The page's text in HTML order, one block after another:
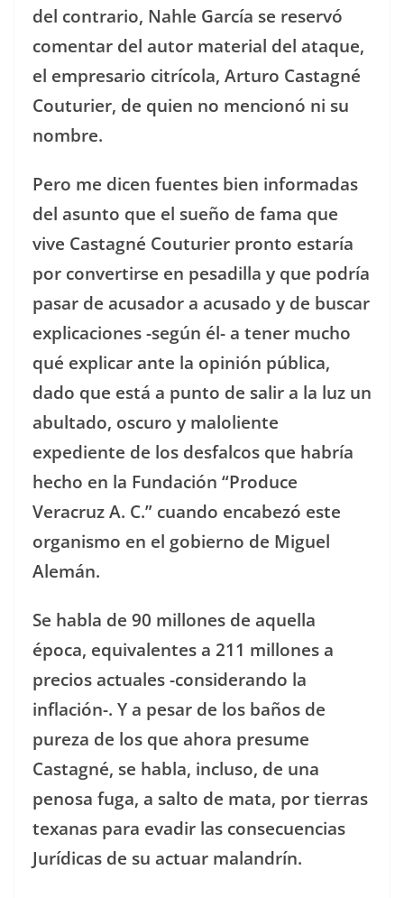
del contrario, Nahle García se reservó
comentar del autor material del ataque,
el empresario citrícola, Arturo Castagné
Couturier, de quien no mencionó ni su
nombre.
Pero me dicen fuentes bien informadas
del asunto que el sueño de fama que
vive Castagné Couturier pronto estaría
por convertirse en pesadilla y que podría
pasar de acusador a acusado y de buscar
explicaciones -según él- a tener mucho
qué explicar ante la opinión pública,
dado que está a punto de salir a la luz un
abultado, oscuro y maloliente
expediente de los desfalcos que habría
hecho en la Fundación “Produce
Veracruz A. C.” cuando encabezó este
organismo en el gobierno de Miguel
Alemán.
Se habla de 90 millones de aquella
época, equivalentes a 211 millones a
precios actuales -considerando la
inflación-. Y a pesar de los baños de
pureza de los que ahora presume
Castagné, se habla, incluso, de una
penosa fuga, a salto de mata, por tierras
texanas para evadir las consecuencias
Jurídicas de su actuar malandrín.